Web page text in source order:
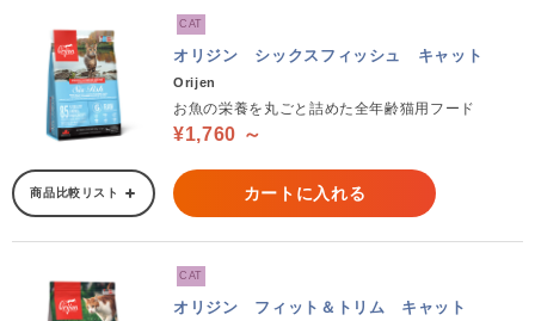
CAT
オリジン シックスフィッシュ キャット
Orijen
お魚の栄養を丸ごと詰めた全年齢猫用フード
¥1,760 ～
商品比較リスト カートに入れる
CAT
オリジン フィット＆トリム キャット